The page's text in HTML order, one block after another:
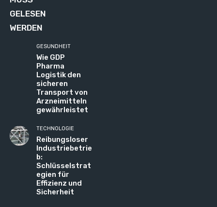
GELESEN
WERDEN
GESUNDHEIT
Wie GDP
Pharma
Logistik den
sicheren
Transport von
Arzneimitteln
gewährleistet
TECHNOLOGIE
Reibungsloser
Industriebetrie
b:
Schlüsselstrat
egien für
Effizienz und
Sicherheit